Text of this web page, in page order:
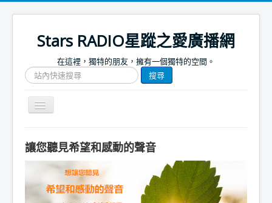
Stars RADIO星蹤之愛廣播網
在這裡，獨特的朋友，擁有一個獨特的空間。
搜
尋
網
文
搜尋
Toggle
Navigation
首頁
捐款支持
節目表
讓您聽見希望和感動的聲音